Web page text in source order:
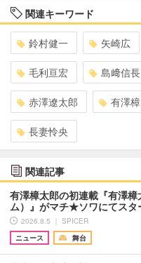
関連キーワード
鈴村健一 矢崎広
毛利亘宏 島﨑信長
赤澤遼太郎 有澤
長妻怜央
関連記事
有澤樟太郎の初連載『有澤
ム）』がマチ★ソワにてス
2026.8.5 ｜ SPICER
ニュース
舞台